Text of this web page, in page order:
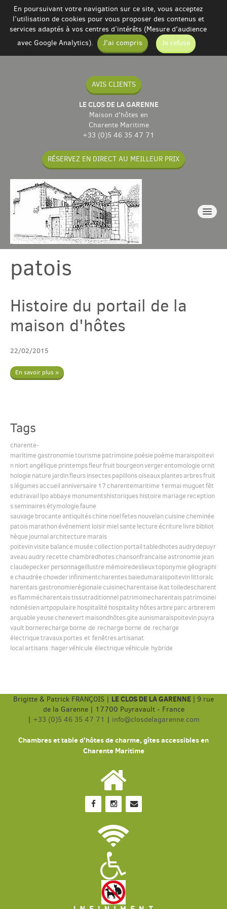
En poursuivant votre navigation sur ce site, vous acceptez
l’utilisation de cookies pour vous proposer des contenus et
services adaptés à vos centres d’intérêts (Mesure d'audience
avec Google Analytics).
J'ai compris Je refuse
AVIS CLIENTS
LE CLOS DE LA GARENNE
Maison d'hôtes en
Charente Maritime
+33 (0)5 46 35 47 71
RÉSERVEZ EN DIRECT AU MEILLEUR PRIX
Chambres & table
Tarif & Contact
Com
English
Español
patois
Histoire du portail de la
maison d'hôtes
22/02/2015
En savoir plus »
Tags
charente-
maritime gastronomietourisme patrimoine poésie poème maraispoitevi
nniort angélique printempsfleurfruit bourgeonvergerentomologie ornit
hologie nature jardinfleursinsectespapillonsoiseauxplantesarbresfruit
slégumesaccueil anniversaire 17 charentemaritime 1ermai muguetfêt
edutravail lpoabbaye monumentshistoriqueshistoire mariage reception
sseminairesétymologiefaune
sauvage brocante antiquitéschine noelfetesnouvelancuisine cheminée
patoismarathonévénement loisirmiel sante lecture écriture livre bibliot
hèque journal architecture marais
poitevinvisite balance musée collectionportailtabledhotesaudrydepuyr
aveauaudry recette chambredhoteschansonfrancaise astronomie jean
claudepeckerpersonnageillustre mémoiredeslieuxtoponymie géographi
e chaudrée chowderinfinimentcharentesbaiedumaraispoitevinlittoralc
harentaisgastronomierégionale cuisinecharentaise ikattoiledescharent
esflammécharentaistissutraditionnel patrimoinecharentaispatrimoinei
ndonésienartpopulaire hospitalité hospitality hôtesarbre parc arbrerem
arquableyeuse chenevert maisondhôtesgite aunismaraispoitevinpuyra
vault bornerecharge borne de recharge borne de recharge
électriquetravauxportes et fenêtresartisanat
local artisans:hagervéhicule électriquevéhicule hybride
Brigitte & Patrick FRANÇOIS | LE CLOS DE LA GARENNE | 9 rue
de la Garenne | 17700 Puyravault - France
| +33 (0)5 46 35 47 71 | info@closdelagarenne.com
Chambres et table d'hôtes de charme, gîtes accessibles en
Charente Maritime